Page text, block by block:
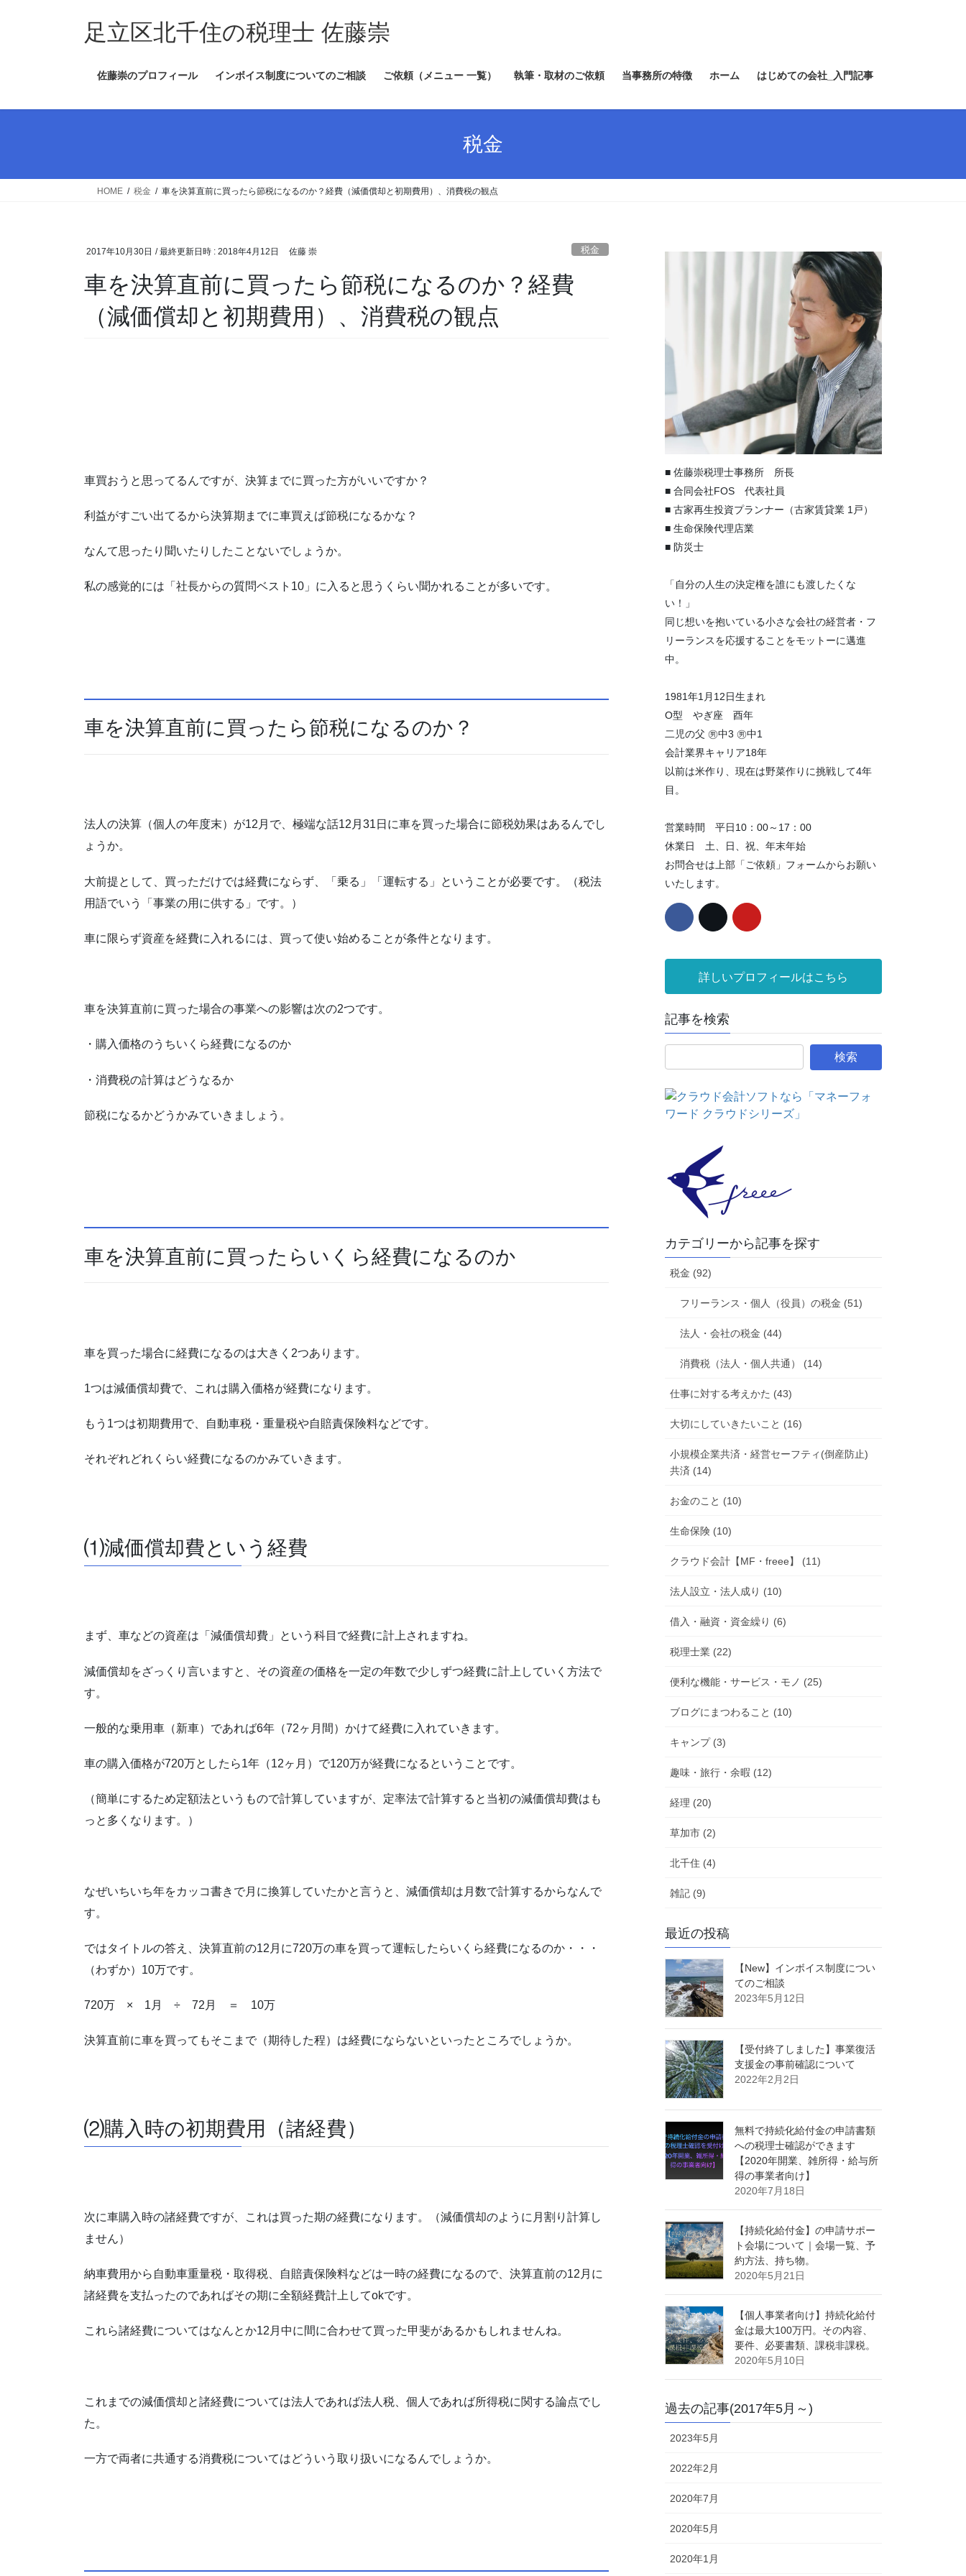
ス
ン
足立区北千住の税理士 佐藤崇
佐藤崇のプロフィール インボイス制度についてのご相談 ご依頼（メニュー 一覧） 執筆・取材のご依頼 当事務所の特徴 ホーム はじめての会社_入門記事
税金
HOME 税金 車を決算直前に買ったら節税になるのか？経費（減価償却と初期費用）、消費税の観点
2017年10月30日 / 最終更新日時 : 2018年4月12日 佐藤 崇 税金
車を決算直前に買ったら節税になるのか？経費
（減価償却と初期費用）、消費税の観点
車買おうと思ってるんですが、決算までに買った方がいいですか？
利益がすごい出てるから決算期までに車買えば節税になるかな？
なんて思ったり聞いたりしたことないでしょうか。
私の感覚的には「社長からの質問ベスト10」に入ると思うくらい聞かれることが多いです。
車を決算直前に買ったら節税になるのか？
法人の決算（個人の年度末）が12月で、極端な話12月31日に車を買った場合に節税効果はあるんでし
ょうか。
大前提として、買っただけでは経費にならず、「乗る」「運転する」ということが必要です。（税法
用語でいう「事業の用に供する」です。）
車に限らず資産を経費に入れるには、買って使い始めることが条件となります。
車を決算直前に買った場合の事業への影響は次の2つです。
・購入価格のうちいくら経費になるのか
・消費税の計算はどうなるか
節税になるかどうかみていきましょう。
車を決算直前に買ったらいくら経費になるのか
車を買った場合に経費になるのは大きく2つあります。
1つは減価償却費で、これは購入価格が経費になります。
もう1つは初期費用で、自動車税・重量税や自賠責保険料などです。
それぞれどれくらい経費になるのかみていきます。
⑴減価償却費という経費
まず、車などの資産は「減価償却費」という科目で経費に計上されますね。
減価償却をざっくり言いますと、その資産の価格を一定の年数で少しずつ経費に計上していく方法で
す。
一般的な乗用車（新車）であれば6年（72ヶ月間）かけて経費に入れていきます。
車の購入価格が720万としたら1年（12ヶ月）で120万が経費になるということです。
（簡単にするため定額法というもので計算していますが、定率法で計算すると当初の減価償却費はも
っと多くなります。）
なぜいちいち年をカッコ書きで月に換算していたかと言うと、減価償却は月数で計算するからなんで
す。
ではタイトルの答え、決算直前の12月に720万の車を買って運転したらいくら経費になるのか・・・
（わずか）10万です。
720万 × 1月 ÷ 72月 ＝ 10万
決算直前に車を買ってもそこまで（期待した程）は経費にならないといったところでしょうか。
⑵購入時の初期費用（諸経費）
次に車購入時の諸経費ですが、これは買った期の経費になります。（減価償却のように月割り計算し
ません）
納車費用から自動車重量税・取得税、自賠責保険料などは一時の経費になるので、決算直前の12月に
諸経費を支払ったのであればその期に全額経費計上してokです。
これら諸経費についてはなんとか12月中に間に合わせて買った甲斐があるかもしれませんね。
これまでの減価償却と諸経費については法人であれば法人税、個人であれば所得税に関する論点でし
た。
一方で両者に共通する消費税についてはどういう取り扱いになるんでしょうか。
■ 佐藤崇税理士事務所 所長
■ 合同会社FOS 代表社員
■ 古家再生投資プランナー（古家賃貸業 1戸）
■ 生命保険代理店業
■ 防災士
「自分の人生の決定権を誰にも渡したくな
い！」
同じ想いを抱いている小さな会社の経営者・フ
リーランスを応援することをモットーに邁進
中。
1981年1月12日生まれ
O型 やぎ座 酉年
二児の父 ㊚中3 ㊚中1
会計業界キャリア18年
以前は米作り、現在は野菜作りに挑戦して4年
目。
営業時間 平日10：00～17：00
休業日 土、日、祝、年末年始
お問合せは上部「ご依頼」フォームからお願い
いたします。
詳しいプロフィールはこちら
記事を検索
カテゴリーから記事を探す
税金 (92)
フリーランス・個人（役員）の税金 (51)
法人・会社の税金 (44)
消費税（法人・個人共通） (14)
仕事に対する考えかた (43)
大切にしていきたいこと (16)
小規模企業共済・経営セーフティ(倒産防止)
共済 (14)
お金のこと (10)
生命保険 (10)
クラウド会計【MF・freee】 (11)
法人設立・法人成り (10)
借入・融資・資金繰り (6)
税理士業 (22)
便利な機能・サービス・モノ (25)
ブログにまつわること (10)
キャンプ (3)
趣味・旅行・余暇 (12)
経理 (20)
草加市 (2)
北千住 (4)
雑記 (9)
最近の投稿
【New】インボイス制度につい
てのご相談
2023年5月12日
【受付終了しました】事業復活
支援金の事前確認について
2022年2月2日
無料で持続化給付金の申請書類
への税理士確認ができます
【2020年開業、雑所得・給与所
得の事業者向け】
2020年7月18日
【持続化給付金】の申請サポー
ト会場について｜会場一覧、予
約方法、持ち物。
2020年5月21日
【個人事業者向け】持続化給付
金は最大100万円。その内容、
要件、必要書類、課税非課税。
2020年5月10日
過去の記事(2017年5月～)
2023年5月
2022年2月
2020年7月
2020年5月
2020年1月